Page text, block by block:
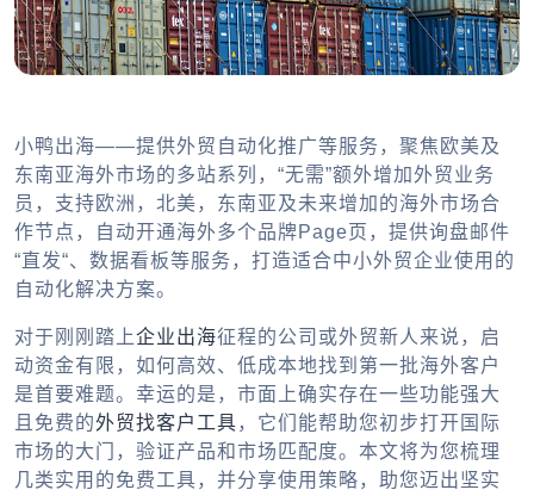
小鸭出海——提供外贸自动化推广等服务，聚焦欧美及
东南亚海外市场的多站系列，“无需”额外增加外贸业务
员，支持欧洲，北美，东南亚及未来增加的海外市场合
作节点，自动开通海外多个品牌Page页，提供询盘邮件
“直发“、数据看板等服务，打造适合中小外贸企业使用的
自动化解决方案。
对于刚刚踏上企业出海征程的公司或外贸新人来说，启
动资金有限，如何高效、低成本地找到第一批海外客户
是首要难题。幸运的是，市面上确实存在一些功能强大
且免费的外贸找客户工具 ，它们能帮助您初步打开国际
市场的大门，验证产品和市场匹配度。本文将为您梳理
几类实用的免费工具，并分享使用策略，助您迈出坚实